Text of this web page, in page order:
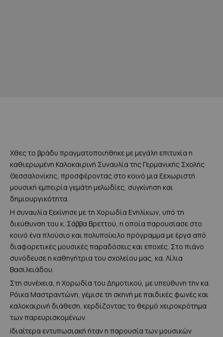
Χθες το βράδυ πραγματοποιήθηκε με μεγάλη επιτυχία η
καθιερωμένη Καλοκαιρινή Συναυλία της Γερμανικής Σχολής
Θεσσαλονίκης, προσφέροντας στο κοινό μια ξεχωριστή
μουσική εμπειρία γεμάτη μελωδίες, συγκίνηση και
δημιουργικότητα.
Η συναυλία ξεκίνησε με τη Χορωδία Ενηλίκων, υπό τη
διεύθυνση του κ. Σάββα Βρεττού, η οποία παρουσίασε στο
κοινό ένα πλούσιο και πολυποίκιλο πρόγραμμα με έργα από
διαφορετικές μουσικές παραδόσεις και εποχές. Στο πιάνο
συνόδευσε η καθηγήτρια του σχολείου μας, κα. Λίλια
Βασιλειάδου.
Στη συνέχεια, η Χορωδία του Δημοτικού, με υπεύθυνη την κα.
Ρόικα Μαστραντώνη, γέμισε τη σκηνή με παιδικές φωνές και
καλοκαιρινή διάθεση, κερδίζοντας το θερμό χειροκρότημα
των παρευρισκομένων.
Ιδιαίτερα εντυπωσιακή ήταν η παρουσία των μουσικών